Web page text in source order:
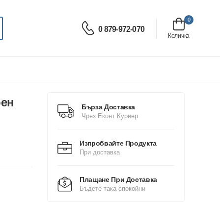
0 879-972-070
0
Количка
Бърза Доставка
Чрез Еконт Куриер
Изпробвайте Продукта
При доставка
Плащане При Доставка
Бъдете така спокойни